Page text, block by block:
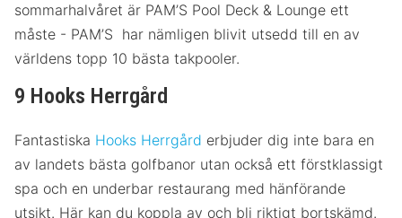
sommarhalvåret är PAM’S Pool Deck & Lounge ett
måste - PAM’S har nämligen blivit utsedd till en av
världens topp 10 bästa takpooler.
9 Hooks Herrgård
Fantastiska Hooks Herrgård erbjuder dig inte bara en
av landets bästa golfbanor utan också ett förstklassigt
spa och en underbar restaurang med hänförande
utsikt. Här kan du koppla av och bli riktigt bortskämd.